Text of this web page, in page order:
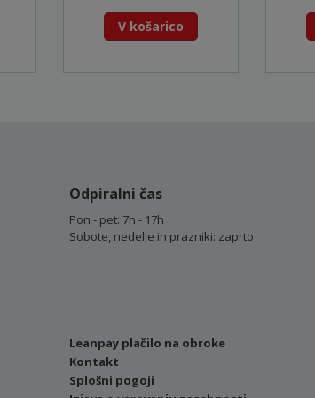
V košarico
Odpiralni čas
Pon - pet: 7h - 17h
Sobote, nedelje in prazniki: zaprto
Leanpay plačilo na obroke
Kontakt
Splošni pogoji